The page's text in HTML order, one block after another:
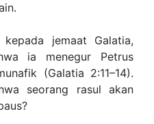
jemaat Galatia,
ia menegur Petrus
(Galatia 2:11–14).
seorang rasul akan